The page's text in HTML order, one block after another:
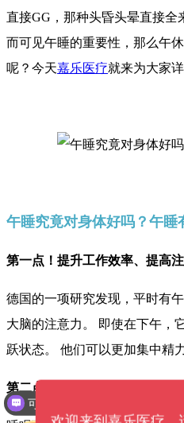
直接GG，那种头昏头晕直接全
而可见午睡的重要性，那么午
呢？今天嘉乐医疗就来为大家
午睡究竟对身体好吗？午睡
第一点！提升工作效率、提高注
德国的一项研究发现，平时有
大脑的注意力。 即使在下午，
跃状态。 他们可以更加集中精
第二点！保护眼睛
可以提供解决方案吗？
设备价格是多少钱？